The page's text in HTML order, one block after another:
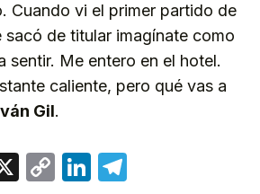
Cuando vi el primer partido de
sacó de titular imagínate como
sentir. Me entero en el hotel.
caliente, pero qué vas a
Gil.
X
CopyLinkedIn